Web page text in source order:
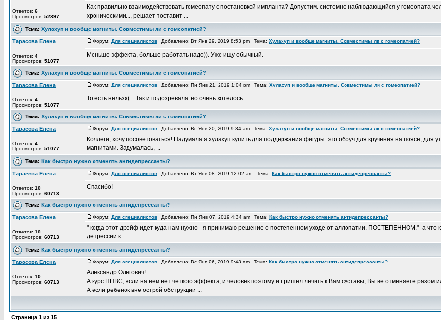
Ответов: 6
Просмотров: 52897
Как правильно взаимодействовать гомеопату с постановкой импланта? Допустим. системно наблюдающийся у гомеопата
хроническими..., решает поставит ...
Тема: Хулахуп и вообще магниты. Совместимы ли с гомеопатией?
Тарасова Елена
Ответов: 4
Просмотров: 51077
Форум: Для специалистов Добавлено: Вт Янв 29, 2019 8:53 pm Тема: Хулахуп и вообще магниты. Совместимы ли с гомеопатией?
Меньше эффекта, больше работать надо)). Уже ищу обычный.
Тема: Хулахуп и вообще магниты. Совместимы ли с гомеопатией?
Тарасова Елена
Ответов: 4
Просмотров: 51077
Форум: Для специалистов Добавлено: Пн Янв 21, 2019 1:04 pm Тема: Хулахуп и вообще магниты. Совместимы ли с гомеопатией?
То есть нельзя(... Так и подозревала, но очень хотелось...
Тема: Хулахуп и вообще магниты. Совместимы ли с гомеопатией?
Тарасова Елена
Ответов: 4
Просмотров: 51077
Форум: Для специалистов Добавлено: Вс Янв 20, 2019 9:34 am Тема: Хулахуп и вообще магниты. Совместимы ли с гомеопатией?
Коллеги, хочу посоветоваться! Надумала я хулахуп купить для поддержания фигуры: это обруч для кручения на поясе,
магнитами. Задумалась, ...
Тема: Как быстро нужно отменять антидепрессанты?
Тарасова Елена
Ответов: 10
Просмотров: 60713
Форум: Для специалистов Добавлено: Вт Янв 08, 2019 12:02 am Тема: Как быстро нужно отменять антидепрессанты?
Спасибо!
Тема: Как быстро нужно отменять антидепрессанты?
Тарасова Елена
Ответов: 10
Просмотров: 60713
Форум: Для специалистов Добавлено: Пн Янв 07, 2019 4:34 am Тема: Как быстро нужно отменять антидепрессанты?
" когда этот дрейф идет куда нам нужно - я принимаю решение о постепенном уходе от аллопатии. ПОСТЕПЕННОМ."- а что
депрессии к ...
Тема: Как быстро нужно отменять антидепрессанты?
Тарасова Елена
Ответов: 10
Просмотров: 60713
Форум: Для специалистов Добавлено: Вс Янв 06, 2019 9:43 am Тема: Как быстро нужно отменять антидепрессанты?
Александр Олегович!
А курс НПВС, если на нем нет четкого эффекта, и человек поэтому и пришел лечить к Вам суставы, Вы не отменяете разом
А если ребенок вне острой обструкции ...
Страница 1 из 15